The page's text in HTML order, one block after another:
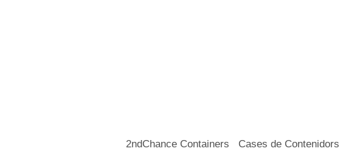
2ndChance Containers Cases de Contenidors